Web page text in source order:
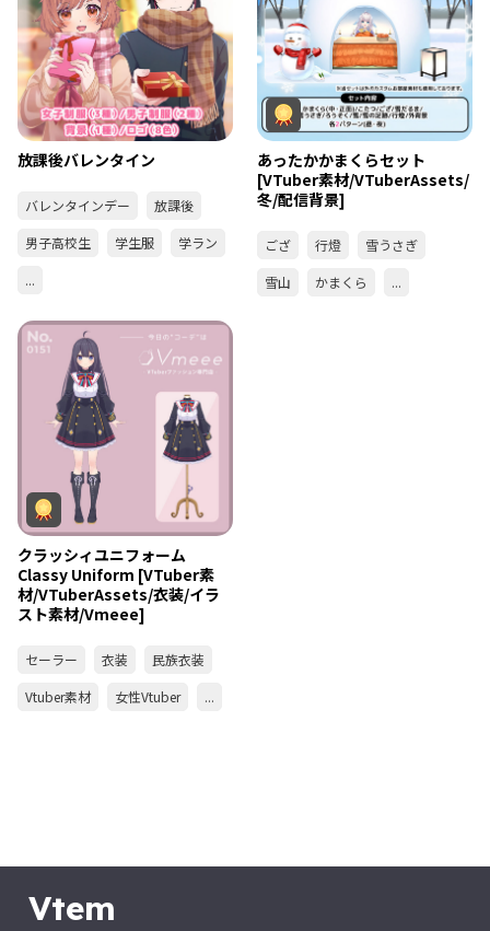
放課後バレンタイン
バレンタインデー
放課後
男子高校生
学生服
学ラン
...
あったかかまくらセット
[VTuber素材/VTuberAssets/
冬/配信背景]
ござ 行燈
雪うさぎ
雪山
かまくら ...
クラッシィユニフォーム
Classy Uniform [VTuber素
材/VTuberAssets/衣装/イラ
スト素材/Vmeee]
セーラー 衣装
民族衣装
Vtuber素材
女性Vtuber ...
Vtem